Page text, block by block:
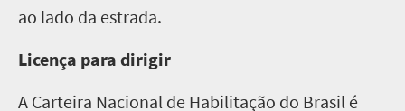
ao lado da estrada.
Licença para dirigir
A Carteira Nacional de Habilitação do Brasil é